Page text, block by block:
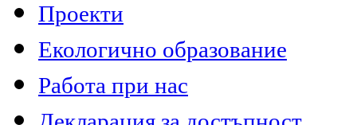
Проекти
Екологично образование
Работа при нас